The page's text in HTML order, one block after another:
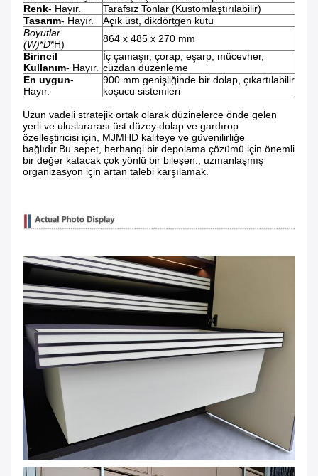
Renk- Hayır.
Tarafsız Tonlar (Kustomlaştırılabilir)
Tasarım- Hayır.
Açık üst, dikdörtgen kutu
Boyutlar
(W)*D*H)
864 x 485 x 270 mm
Birincil
Kullanım- Hayır.
İç çamaşır, çorap, eşarp, mücevher,
cüzdan düzenleme
En uygun-
Hayır.
900 mm genişliğinde bir dolap, çıkartılabilir
koşucu sistemleri
Uzun vadeli stratejik ortak olarak düzinelerce önde gelen
yerli ve uluslararası üst düzey dolap ve gardırop
özelleştiricisi için, MJMHD kaliteye ve güvenilirliğe
bağlıdır.Bu sepet, herhangi bir depolama çözümü için önemli
bir değer katacak çok yönlü bir bileşen., uzmanlaşmış
organizasyon için artan talebi karşılamak.